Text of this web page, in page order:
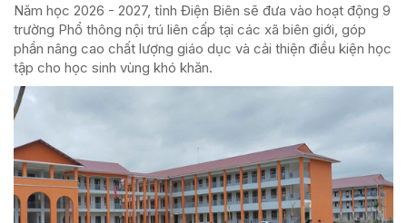
Năm học 2026 - 2027, tỉnh Điện Biên sẽ đưa vào hoạt động 9
trường Phổ thông nội trú liên cấp tại các xã biên giới, góp
phần nâng cao chất lượng giáo dục và cải thiện điều kiện học
tập cho học sinh vùng khó khăn.